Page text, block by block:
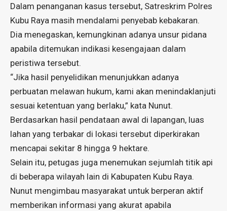
Dalam penanganan kasus tersebut, Satreskrim Polres
Kubu Raya masih mendalami penyebab kebakaran.
Dia menegaskan, kemungkinan adanya unsur pidana
apabila ditemukan indikasi kesengajaan dalam
peristiwa tersebut.
“Jika hasil penyelidikan menunjukkan adanya
perbuatan melawan hukum, kami akan menindaklanjuti
sesuai ketentuan yang berlaku,” kata Nunut.
Berdasarkan hasil pendataan awal di lapangan, luas
lahan yang terbakar di lokasi tersebut diperkirakan
mencapai sekitar 8 hingga 9 hektare.
Selain itu, petugas juga menemukan sejumlah titik api
di beberapa wilayah lain di Kabupaten Kubu Raya.
Nunut mengimbau masyarakat untuk berperan aktif
memberikan informasi yang akurat apabila